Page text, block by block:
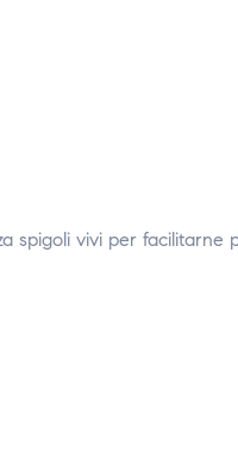
spigoli vivi per facilitarne